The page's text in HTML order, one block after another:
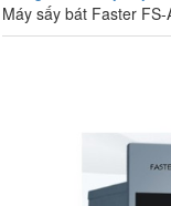
Máy sấy bát Faster FS-